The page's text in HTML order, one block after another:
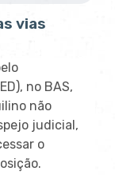
vias
no BAS,
não
judicial,
o